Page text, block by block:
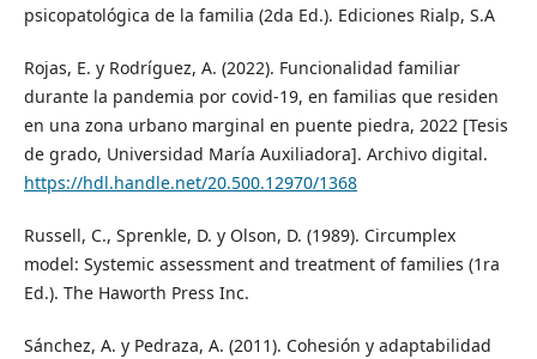
psicopatológica de la familia (2da Ed.). Ediciones Rialp, S.A
Rojas, E. y Rodríguez, A. (2022). Funcionalidad familiar
durante la pandemia por covid-19, en familias que residen
en una zona urbano marginal en puente piedra, 2022 [Tesis
de grado, Universidad María Auxiliadora]. Archivo digital.
https://hdl.handle.net/20.500.12970/1368
Russell, C., Sprenkle, D. y Olson, D. (1989). Circumplex
model: Systemic assessment and treatment of families (1ra
Ed.). The Haworth Press Inc.
Sánchez, A. y Pedraza, A. (2011). Cohesión y adaptabilidad